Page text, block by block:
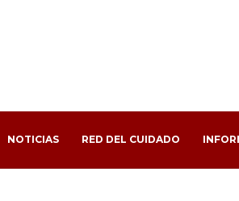
NOTICIAS RED DEL CUIDADO